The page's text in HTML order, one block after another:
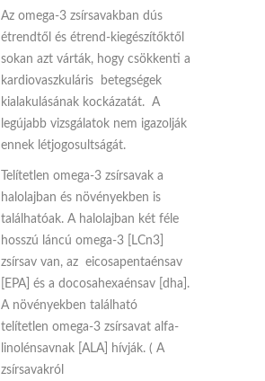
Az omega-3 zsírsavakban dús
étrendtől és étrend-kiegészítőktől
sokan azt várták, hogy csökkenti a
kardiovaszkuláris betegségek
kialakulásának kockázatát. A
legújabb vizsgálatok nem igazolják
ennek létjogosultságát.
Telítetlen omega-3 zsírsavak a
halolajban és növényekben is
találhatóak. A halolajban két féle
hosszú láncú omega-3 [LCn3]
zsírsav van, az eicosapentaénsav
[EPA] és a docosahexaénsav [dha].
A növényekben található
telítetlen omega-3 zsírsavat alfa-
linolénsavnak [ALA] hívják. ( A
zsírsavakról